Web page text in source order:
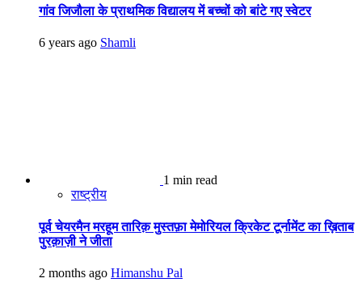
गांव जिजौला के प्राथमिक विद्यालय में बच्चों को बांटे गए स्वेटर
6 years ago Shamli
1 min read
राष्ट्रीय
पूर्व चेयरमैन मरहूम तारिक़ मुस्तफ़ा मेमोरियल क्रिकेट टूर्नामेंट का ख़िताब
पुरक़ाज़ी ने जीता
2 months ago Himanshu Pal